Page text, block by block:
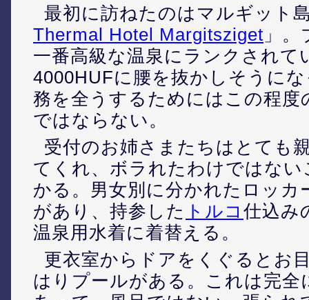
最初に訪ねたのはマルギット
Thermal Hotel Margitsziget 」
一番高級な温泉にランクされて
4000HUFに腰を抜かしそうに
務を全うするためにはこの程度
ではならない。
受付のお姉さまたちはとても
てくれ、ボラれたわけではな
かる。男女別に分かれたロッカ
があり、持参した トルコ 仕込み
温泉用水着に着替える。
更衣室からドアをくぐるとお
はりプールがある。これは完全